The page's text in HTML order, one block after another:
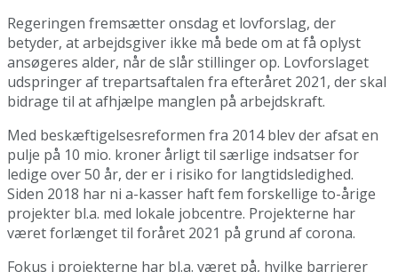
Regeringen fremsætter onsdag et lovforslag, der
betyder, at arbejdsgiver ikke må bede om at få oplyst
ansøgeres alder, når de slår stillinger op. Lovforslaget
udspringer af trepartsaftalen fra efteråret 2021, der skal
bidrage til at afhjælpe manglen på arbejdskraft.
Med beskæftigelsesreformen fra 2014 blev der afsat en
pulje på 10 mio. kroner årligt til særlige indsatser for
ledige over 50 år, der er i risiko for langtidsledighed.
Siden 2018 har ni a-kasser haft fem forskellige to-årige
projekter bl.a. med lokale jobcentre. Projekterne har
været forlænget til foråret 2021 på grund af corona.
Fokus i projekterne har bl.a. været på, hvilke barrierer